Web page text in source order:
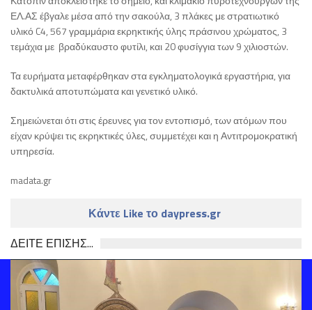
ΕΛ.ΑΣ έβγαλε μέσα από την σακούλα, 3 πλάκες με στρατιωτικό
υλικό C4, 567 γραμμάρια εκρηκτικής ύλης πράσινου χρώματος, 3
τεμάχια με βραδύκαυστο φυτίλι, και 20 φυσίγγια των 9 χιλιοστών.
Τα ευρήματα μεταφέρθηκαν στα εγκληματολογικά εργαστήρια, για
δακτυλικά αποτυπώματα και γενετικό υλικό.
Σημειώνεται ότι στις έρευνες για τον εντοπισμό, των ατόμων που
είχαν κρύψει τις εκρηκτικές ύλες, συμμετέχει και η Αντιτρομοκρατική
υπηρεσία.
madata.gr
Κάντε Like το daypress.gr
ΔΕΙΤΕ ΕΠΙΣΗΣ...